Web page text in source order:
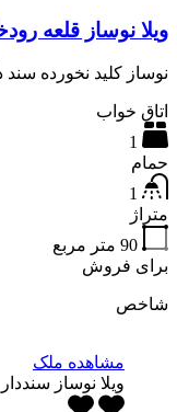
ویلا نوساز قلعه
نوساز کلید نخورده
اتاق خواب
1
حمام
1
متراژ
90 متر مربع
برای فروش
شاخص
مشاهده ملک
ویلا نوساز سنددار